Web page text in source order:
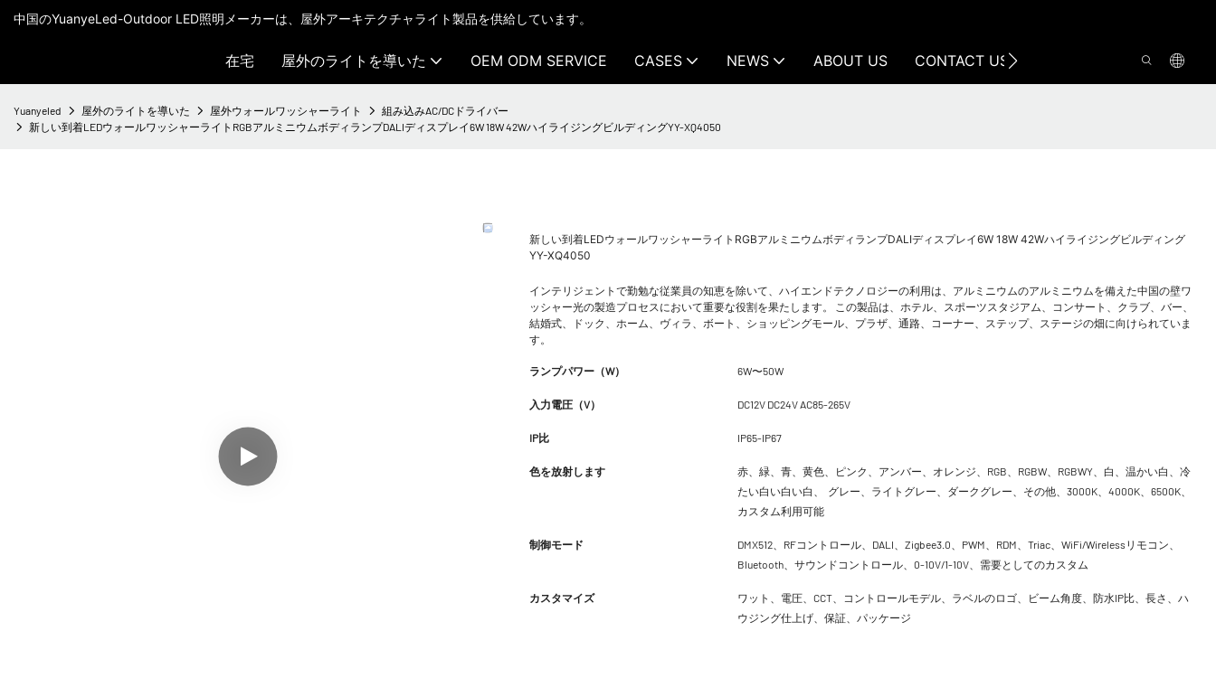
中国のYuanyeLed-Outdoor LED照明メーカーは、屋外アーキテクチャライト製品を供給しています。
在宅 屋外のライトを導いた OEM ODM SERVICE CASES NEWS ABOUT US CONTACT US
Yuanyeled 屋外のライトを導いた 屋外ウォールワッシャーライト
組み込みAC/DCドライバー
新しい到着LEDウォールワッシャーライトRGBアルミニウムボディランプDALIディスプレイ6W 18W 42WハイライジングビルディングYY-XQ4050
新しい到着LEDウォールワッシャーライトRGBアルミニウムボディランプDALIディスプレイ6W 18W 42Wハイライジングビルディング
YY-XQ4050
インテリジェントで勤勉な従業員の知恵を除いて、ハイエンドテクノロジーの利用は、アルミニウムのアルミニウムを備えた中国の壁ワ
ッシャー光の製造プロセスにおいて重要な役割を果たします。 この製品は、ホテル、スポーツスタジアム、コンサート、クラブ、バー、
結婚式、ドック、ホーム、ヴィラ、ボート、ショッピングモール、プラザ、通路、コーナー、ステップ、ステージの畑に向けられていま
す。
ランプパワー（W） 6W〜50W
入力電圧（V） DC12V DC24V AC85-265V
IP比 IP65-IP67
色を放射します
赤、緑、青、黄色、ピンク、アンバー、オレンジ、RGB、RGBW、RGBWY、白、温かい白、冷
たい白い白い白、 グレー、ライトグレー、ダークグレー、その他、3000K、4000K、6500K、
カスタム利用可能
制御モード
DMX512、RFコントロール、DALI、Zigbee3.0、PWM、RDM、Triac、WiFi/Wirelessリモコン、
Bluetooth、サウンドコントロール、0-10V/1-10V、需要としてのカスタム
カスタマイズ
ワット、電圧、CCT、コントロールモデル、ラベルのロゴ、ビーム角度、防水IP比、長さ、ハ
ウジング仕上げ、保証、パッケージ